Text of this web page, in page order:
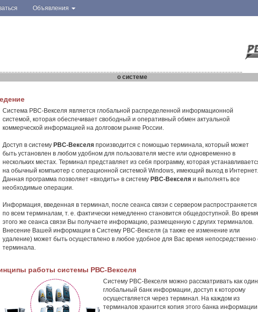
Объявления
о системе
Система РВС-Векселя является глобальной распределенной информационной
системой, которая обеспечивает свободный и оперативный обмен актуальной
коммерческой информацией на долговом рынке России.
Доступ в систему РВС-Векселя производится с помощью терминала, который может
быть установлен в любом удобном для пользователя месте или одновременно в
нескольких местах. Терминал представляет из себя программу, которая
на обычный компьютер с операционной системой Windows, имеющий выход в Интернет.
Данная программа позволяет «входить» в систему РВС-Векселя и выполнять все
необходимые операции.
Информация, введенная в терминал, после сеанса связи с сервером распространяется
по всем терминалам, т. е. фактически немедленно становится общедоступной. Во время
этого же сеанса связи Вы получаете информацию, размещенную с других терминалов.
Внесение Вашей информации в Систему РВС-Векселя (а также ее изменение или
удаление) может быть осуществлено в любое удобное для Вас время непосредственно
терминала.
работы системы РВС-Векселя
Систему РВС-Векселя можно рассматривать как один
глобальный банк информации, доступ к которому
осуществляется через терминал. На каждом из
терминалов хранится копия этого банка